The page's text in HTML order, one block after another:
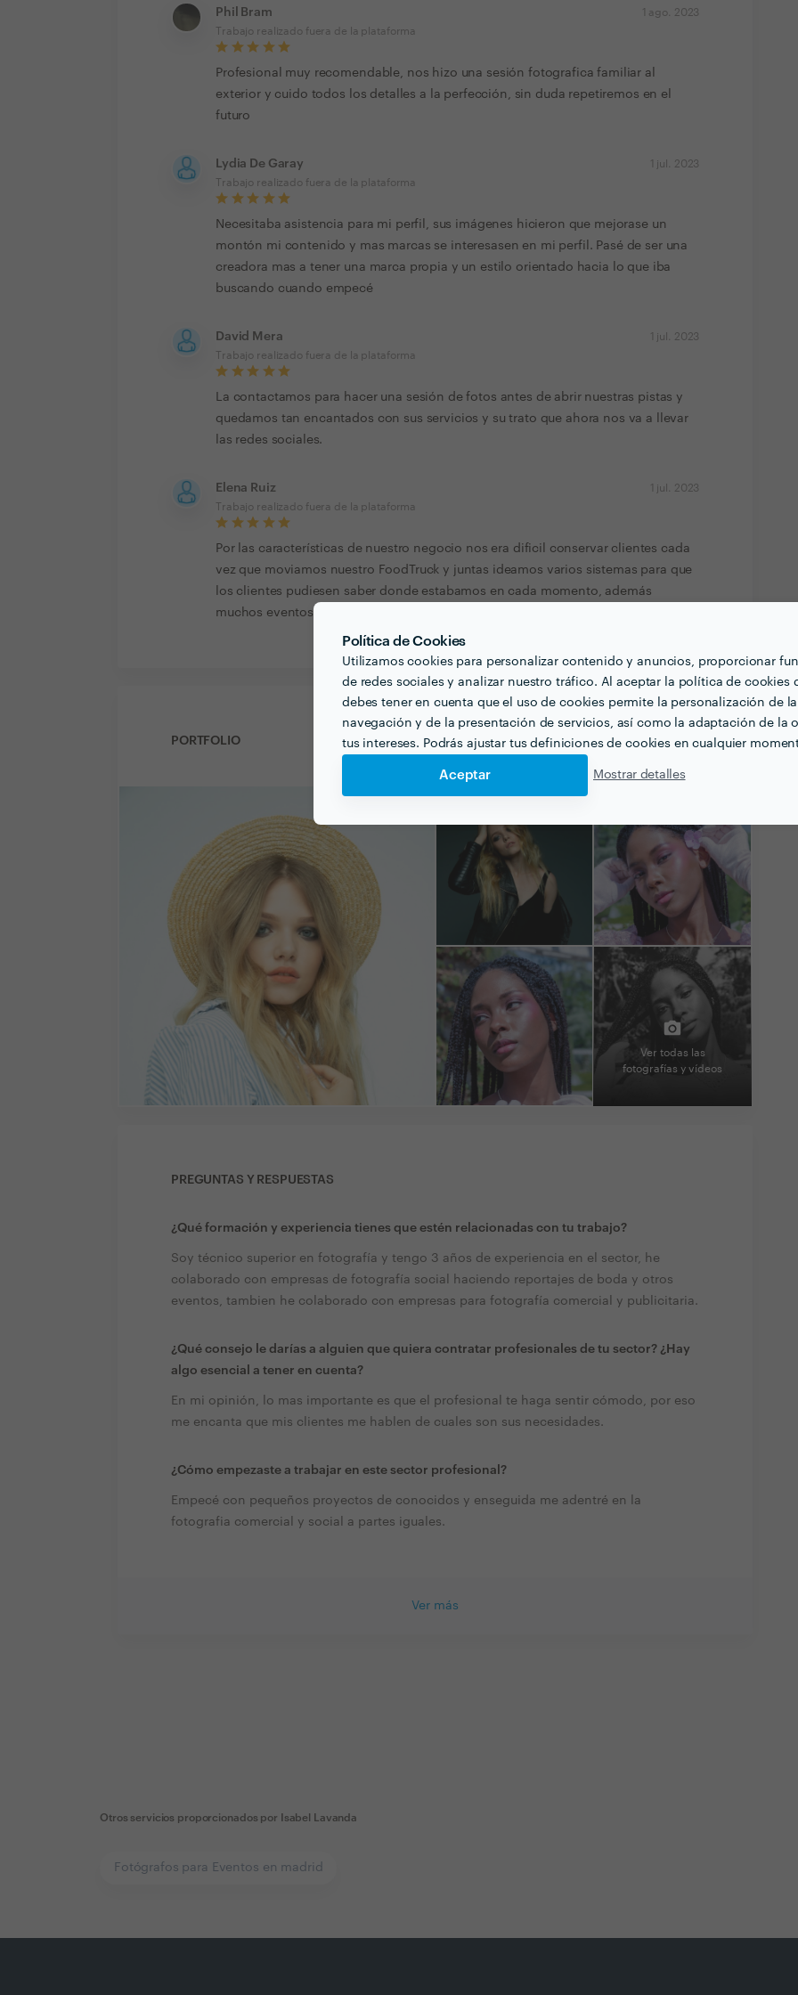
Política de Cookies
Utilizamos cookies para personalizar contenido y anuncios, proporcionar
de redes sociales y analizar nuestro tráfico. Al aceptar la política de cookies
debes tener en cuenta que el uso de cookies permite la personalización de la
navegación y de la presentación de servicios, así como la adaptación de la
tus intereses. Podrás ajustar tus definiciones de cookies en cualquier
Aceptar Mostrar detalles
Phil Bram
Trabajo realizado fuera de la plataforma
1 ago. 2023
Profesional muy recomendable, nos hizo una sesión fotografica familiar al
exterior y cuido todos los detalles a la perfección, sin duda repetiremos en el
futuro
Lydia De Garay
Trabajo realizado fuera de la plataforma
1 jul. 2023
Necesitaba asistencia para mi perfil, sus imágenes hicieron que mejorase un
montón mi contenido y mas marcas se interesasen en mi perfil. Pasé de ser una
creadora mas a tener una marca propia y un estilo orientado hacia lo que iba
buscando cuando empecé
David Mera
Trabajo realizado fuera de la plataforma
1 jul. 2023
La contactamos para hacer una sesión de fotos antes de abrir nuestras pistas y
quedamos tan encantados con sus servicios y su trato que ahora nos va a llevar
las redes sociales.
Elena Ruiz
Trabajo realizado fuera de la plataforma
1 jul. 2023
Por las características de nuestro negocio nos era dificil conservar clientes cada
vez que moviamos nuestro FoodTruck y juntas ideamos varios sistemas para que
los clientes pudiesen saber donde estabamos en cada momento, además
muchos eventos nos conocieron y nos invitaron para ofrecer nuestros servicios.
PORTFOLIO
Ver todas las
fotografías y vídeos
PREGUNTAS Y RESPUESTAS
¿Qué formación y experiencia tienes que estén relacionadas con tu trabajo?
Soy técnico superior en fotografía y tengo 3 años de experiencia en el sector, he
colaborado con empresas de fotografía social haciendo reportajes de boda y otros
eventos, tambien he colaborado con empresas para fotografía comercial y publicitaria.
¿Qué consejo le darías a alguien que quiera contratar profesionales de tu sector? ¿Hay
algo esencial a tener en cuenta?
En mi opinión, lo mas importante es que el profesional te haga sentir cómodo, por eso
me encanta que mis clientes me hablen de cuales son sus necesidades.
¿Cómo empezaste a trabajar en este sector profesional?
Empecé con pequeños proyectos de conocidos y enseguida me adentré en la
fotografia comercial y social a partes iguales.
Ver más
Otros servicios proporcionados por Isabel Lavanda
Fotógrafos para Eventos en madrid